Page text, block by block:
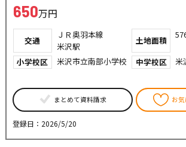
650万円
交通
ＪＲ奥羽本線
米沢駅
土地面積
小学校区 米沢市立南部小学校 中学校区 米
まとめて資料請求 お
登録日：2026/5/20